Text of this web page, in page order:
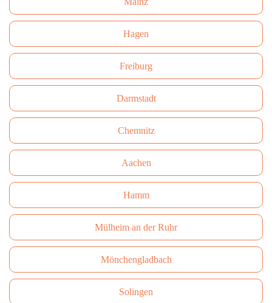
Hagen
Freiburg
Darmstadt
Сhemnitz
Aachen
Hamm
Mülheim an der Ruhr
Mönchengladbach
Solingen